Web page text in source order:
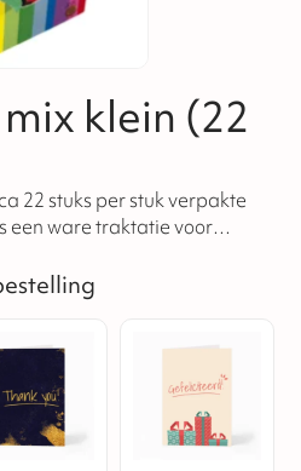
klein (22
22 stuks per stuk verpakte
een ware traktatie voor